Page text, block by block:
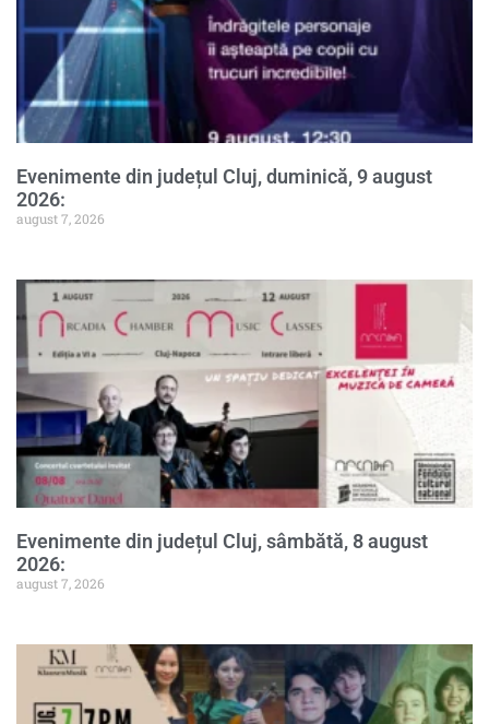
Evenimente din județul Cluj, duminică, 9 august
2026:
august 7, 2026
Evenimente din județul Cluj, sâmbătă, 8 august
2026:
august 7, 2026